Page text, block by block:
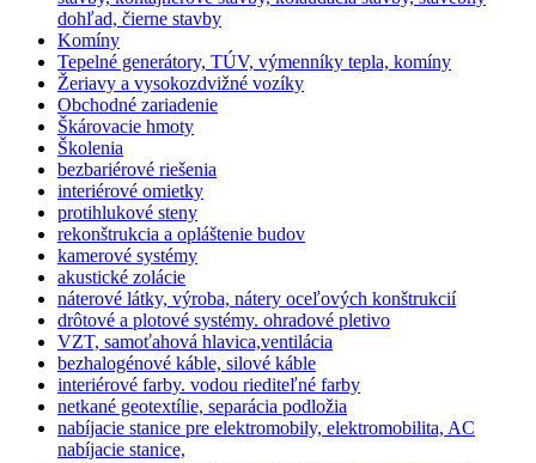
dohľad, čierne stavby
Komíny
Tepelné generátory, TÚV, výmenníky tepla, komíny
Žeriavy a vysokozdvižné vozíky
Obchodné zariadenie
Škárovacie hmoty
Školenia
bezbariérové riešenia
interiérové omietky
protihlukové steny
rekonštrukcia a opláštenie budov
kamerové systémy
akustické zolácie
náterové látky, výroba, nátery oceľových konštrukcií
drôtové a plotové systémy. ohradové pletivo
VZT, samoťahová hlavica,ventilácia
bezhalogénové káble, silové káble
interiérové farby. vodou riediteľné farby
netkané geotextílie, separácia podložia
nabíjacie stanice pre elektromobily, elektromobilita, AC
nabíjacie stanice,